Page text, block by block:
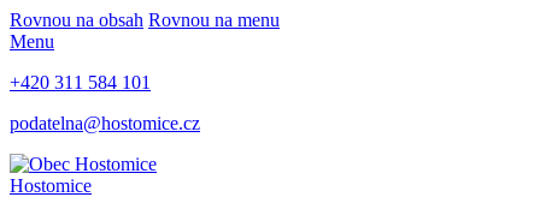
Rovnou na obsah Rovnou na menu
Menu
+420 311 584 101
podatelna@hostomice.cz
Hostomice